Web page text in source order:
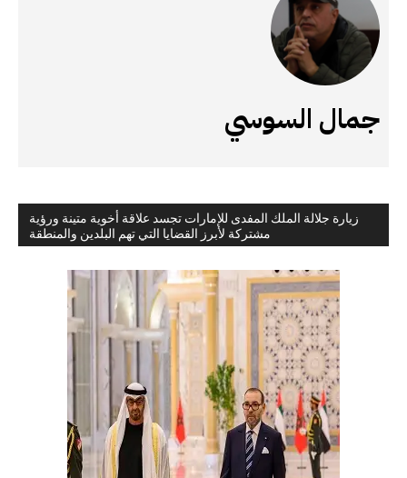
زيارة جلالة الملك المفدى للإمارات تجسد علاقة أخوية متينة ورؤية
مشتركة لأبرز القضايا التي تهم البلدين والمنطقة
جمال السوسي